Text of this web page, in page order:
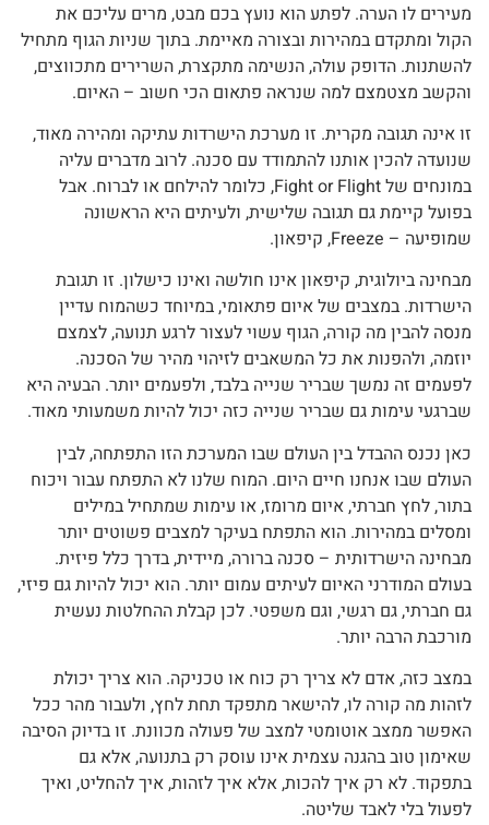
מעירים לו הערה. לפתע הוא נועץ בכם מבט, מרים עליכם את
הקול ומתקדם במהירות ובצורה מאיימת. בתוך שניות הגוף מתחיל
להשתנות. הדופק עולה, הנשימה מתקצרת, השרירים מתכווצים,
והקשב מצטמצם למה שנראה פתאום הכי חשוב – האיום.
זו אינה תגובה מקרית. זו מערכת הישרדות עתיקה ומהירה מאוד,
שנועדה להכין אותנו להתמודד עם סכנה. לרוב מדברים עליה
במונחים של Fight or Flight, כלומר להילחם או לברוח. אבל
בפועל קיימת גם תגובה שלישית, ולעיתים היא הראשונה
שמופיעה – Freeze, קיפאון.
מבחינה ביולוגית, קיפאון אינו חולשה ואינו כישלון. זו תגובת
הישרדות. במצבים של איום פתאומי, במיוחד כשהמוח עדיין
מנסה להבין מה קורה, הגוף עשוי לעצור לרגע תנועה, לצמצם
יוזמה, ולהפנות את כל המשאבים לזיהוי מהיר של הסכנה.
לפעמים זה נמשך שבריר שנייה בלבד, ולפעמים יותר. הבעיה היא
שברגעי עימות גם שבריר שנייה כזה יכול להיות משמעותי מאוד.
כאן נכנס ההבדל בין העולם שבו המערכת הזו התפתחה, לבין
העולם שבו אנחנו חיים היום. המוח שלנו לא התפתח עבור ויכוח
בתור, לחץ חברתי, איום מרומז, או עימות שמתחיל במילים
ומסלים במהירות. הוא התפתח בעיקר למצבים פשוטים יותר
מבחינה הישרדותית – סכנה ברורה, מיידית, בדרך כלל פיזית.
בעולם המודרני האיום לעיתים עמום יותר. הוא יכול להיות גם פיזי,
גם חברתי, גם רגשי, וגם משפטי. לכן קבלת ההחלטות נעשית
מורכבת הרבה יותר.
במצב כזה, אדם לא צריך רק כוח או טכניקה. הוא צריך יכולת
לזהות מה קורה לו, להישאר מתפקד תחת לחץ, ולעבור מהר ככל
האפשר ממצב אוטומטי למצב של פעולה מכוונת. זו בדיוק הסיבה
שאימון טוב בהגנה עצמית אינו עוסק רק בתנועה, אלא גם
בתפקוד. לא רק איך להכות, אלא איך לזהות, איך להחליט, ואיך
לפעול בלי לאבד שליטה.